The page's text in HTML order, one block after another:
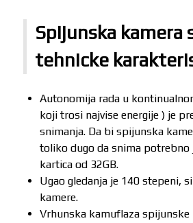
Spijunska kamera
tehnicke
Autonomija rada u
koji trosi najvise energije ) je
snimanja. Da bi spijunska
toliko dugo da snima potrebno
kartica od 32GB.
Ugao gledanja je 140 stepeni,
kamere.
Vrhunska kamuflaza spijunske